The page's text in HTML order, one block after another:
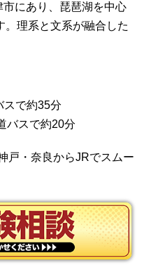
にあり、琵琶湖を中心
。理系と文系が融合した
スで約35分
バスで約20分
戸・奈良からJRでスムー